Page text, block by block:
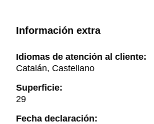
Información extra
Idiomas de atención al cliente:
Catalán, Castellano
Superficie:
29
Fecha declaración: